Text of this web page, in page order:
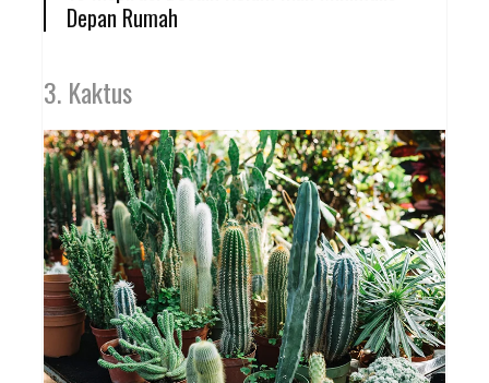
Depan Rumah
3. Kaktus